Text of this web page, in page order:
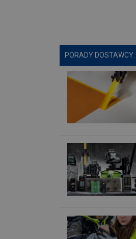
PORADY DOSTAWCY: